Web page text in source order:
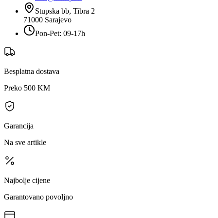
Stupska bb, Tibra 2
71000 Sarajevo
Pon-Pet: 09-17h
Besplatna dostava
Preko 500 KM
Garancija
Na sve artikle
Najbolje cijene
Garantovano povoljno